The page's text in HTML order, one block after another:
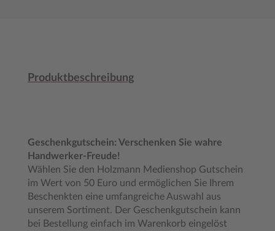
Produktbeschreibung
Geschenkgutschein: Verschenken Sie wahre
Handwerker-Freude!
Wählen Sie den Holzmann Medienshop Gutschein
im Wert von 50 Euro und ermöglichen Sie Ihrem
Beschenkten eine umfangreiche Auswahl aus
unserem Sortiment. Der Geschenkgutschein kann
bei Bestellung einfach im Warenkorb eingelöst